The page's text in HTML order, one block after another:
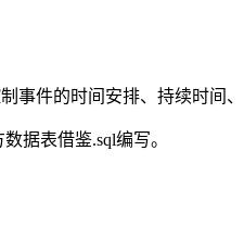
事件的时间安排、持续时间
据表借鉴.sql编写。